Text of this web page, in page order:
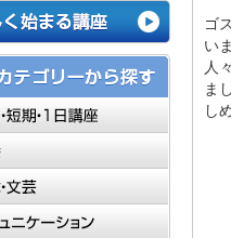
ゴ
い
人
ま
し
特別・